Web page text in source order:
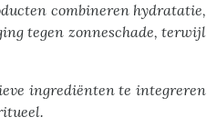
combineren hydratatie,
tegen zonneschade, terwijl
ingrediënten te integreren